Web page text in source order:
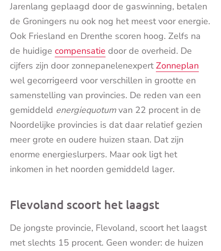
Jarenlang geplaagd door de gaswinning, betalen
de Groningers nu ook nog het meest voor energie.
Ook Friesland en Drenthe scoren hoog. Zelfs na
de huidige compensatie door de overheid. De
cijfers zijn door zonnepanelenexpertZonneplan
wel gecorrigeerd voor verschillen in grootte en
samenstelling van provincies. De reden van een
gemiddeld energiequotumvan 22 procent in de
Noordelijke provincies is dat daar relatief gezien
meer grote en oudere huizen staan. Dat zijn
enorme energieslurpers. Maar ook ligt het
inkomen in het noorden gemiddeld lager.
Flevoland scoort het laagst
De jongste provincie, Flevoland, scoort het laagst
met slechts 15 procent. Geen wonder: de huizen